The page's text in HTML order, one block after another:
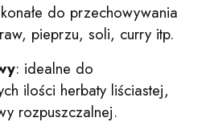
do przechowywania
pieprzu, soli, curry itp.
: idealne do
ilości herbaty liściastej,
rozpuszczalnej.